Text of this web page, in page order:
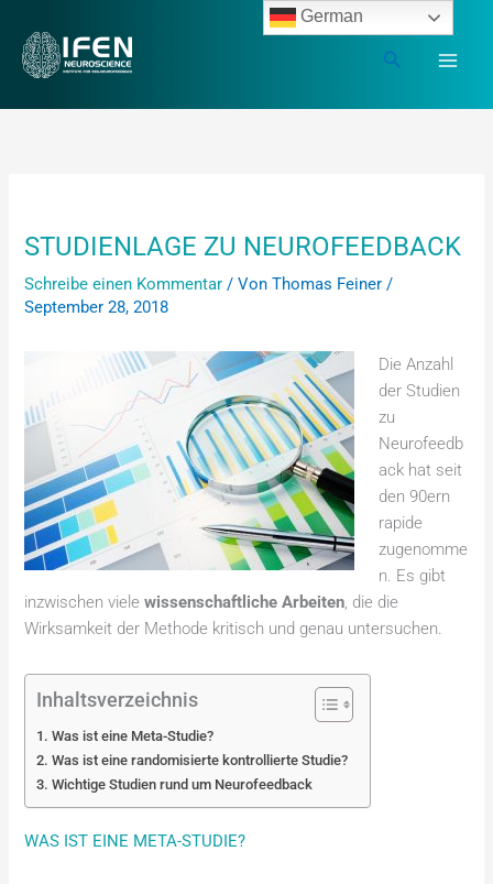
Inhalt
springen
Suchen
STUDIENLAGE ZU NEUROFEEDBACK
Schreibe einen Kommentar / VonThomas Feiner/
September 28, 2018
Die Anzahl
der Studien
zu
Neurofeedb
ack hat seit
den 90ern
rapide
zugenomme
n. Es gibt
inzwischen vielewissenschaftliche Arbeiten, die die
Wirksamkeit der Methode kritisch und genau untersuchen.
Inhaltsverzeichnis
Was ist eine Meta-Studie?
Was ist eine randomisierte kontrollierte Studie?
Wichtige Studien rund um Neurofeedback
WAS IST EINE META-STUDIE?
German